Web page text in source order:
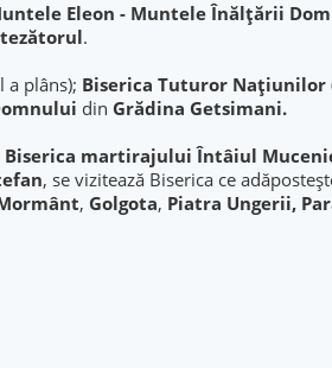
Eleon - Muntele Înălţării
.
a plâns); Biserica Tuturor Naţiunilor
din Grădina Getsimani.
Biserica martirajului Întâiul
, se vizitează Biserica ce
, Golgota, Piatra Ungerii,